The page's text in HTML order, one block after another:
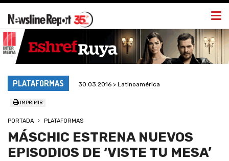
PLATAFORMAS 30.03.2016 > Latinoamérica
IMPRIMIR
PORTADA PLATAFORMAS
MÁSCHIC ESTRENA NUEVOS
EPISODIOS DE ‘VISTE TU MESA’